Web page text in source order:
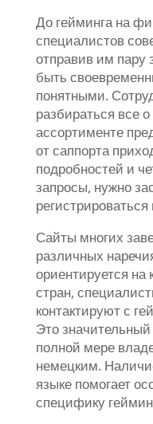
До гейминга на
специалистов
отправив им пару
быть
понятными.
разбираться все
ассортименте
от саппорта
подробностей и
запросы, нужно
Сайты многих
различных
ориентируется на
стран,
контактируют с
Это
полной мере
немецким.
языке помогает
специфику